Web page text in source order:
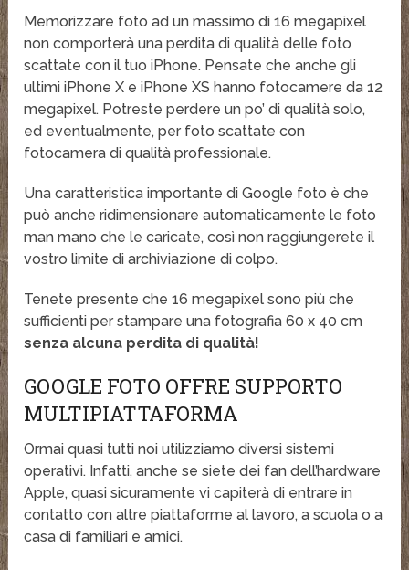
Memorizzare foto ad un massimo di 16 megapixel
non comporterà una perdita di qualità delle foto
scattate con il tuo iPhone. Pensate che anche gli
ultimi iPhone X e iPhone XS hanno fotocamere da 12
megapixel. Potreste perdere un po’ di qualità solo,
ed eventualmente, per foto scattate con
fotocamera di qualità professionale.
Una caratteristica importante di Google foto è che
può anche ridimensionare automaticamente le foto
man mano che le caricate, così non raggiungerete il
vostro limite di archiviazione di colpo.
Tenete presente che 16 megapixel sono più che
sufficienti per stampare una fotografia 60 x 40 cm
senza alcuna perdita di qualità!
GOOGLE FOTO OFFRE SUPPORTO
MULTIPIATTAFORMA
Ormai quasi tutti noi utilizziamo diversi sistemi
operativi. Infatti, anche se siete dei fan dell’hardware
Apple, quasi sicuramente vi capiterà di entrare in
contatto con altre piattaforme al lavoro, a scuola o a
casa di familiari e amici.